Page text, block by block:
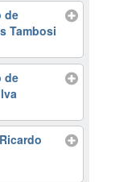
de
Tambosi
de